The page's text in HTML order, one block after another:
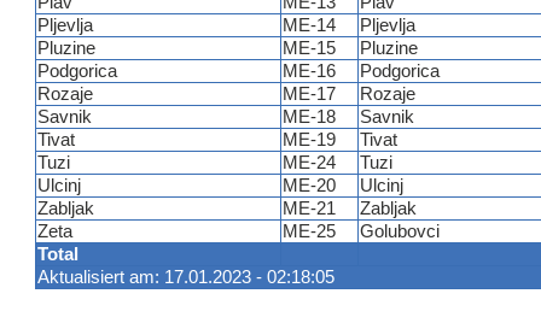
Total
Aktualisiert am: 17.01.2023 - 02:18:05
Pljevlja
ME-14
Pljevlja
Pluzine
ME-15
Pluzine
Podgorica
ME-16
Podgorica
Rozaje
ME-17
Rozaje
Savnik
ME-18
Savnik
Tivat
ME-19
Tivat
Tuzi
ME-24
Tuzi
Ulcinj
ME-20
Ulcinj
Zabljak
ME-21
Zabljak
Zeta
ME-25 Golubovci